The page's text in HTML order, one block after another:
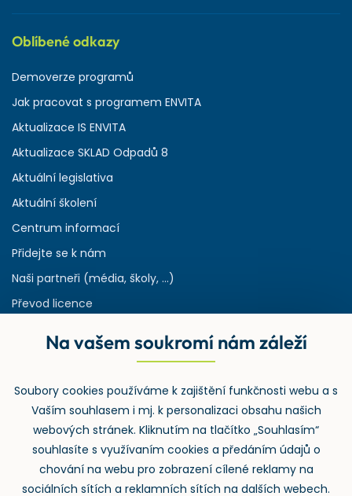
Oblíbené odkazy
Demoverze programů
Jak pracovat s programem ENVITA
Aktualizace IS ENVITA
Aktualizace SKLAD Odpadů 8
Aktuální legislativa
Aktuální školení
Centrum informací
Přidejte se k nám
Naši partneři (média, školy, ...)
Převod licence
Rejstřík používaných zkratek v odpadech
Zpětný odběr
Na vašem soukromí nám záleží
Soubory cookies používáme k zajištění funkčnosti webu a s
Vaším souhlasem i mj. k personalizaci obsahu našich
webových stránek. Kliknutím na tlačítko „Souhlasím“
souhlasíte s využívaním cookies a předáním údajů o
chování na webu pro zobrazení cílené reklamy na
sociálních sítích a reklamních sítích na dalších webech.